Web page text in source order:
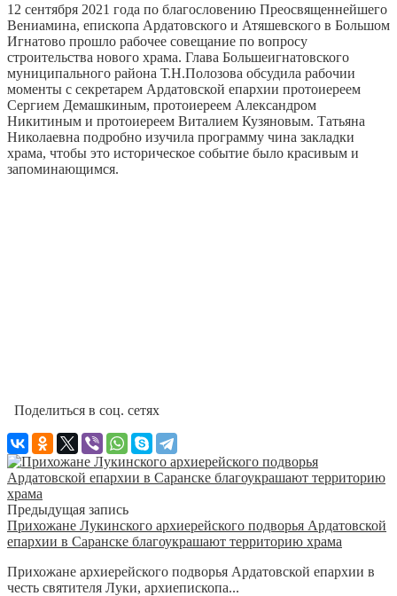
12 сентября 2021 года по благословению Преосвященнейшего
Вениамина, епископа Ардатовского и Атяшевского в Большом
Игнатово прошло рабочее совещание по вопросу
строительства нового храма. Глава Большеигнатовского
муниципального района Т.Н.Полозова обсудила рабочии
моменты с секретарем Ардатовской епархии протоиереем
Сергием Демашкиным, протоиереем Александром
Никитиным и протоиереем Виталием Кузяновым. Татьяна
Николаевна подробно изучила программу чина закладки
храма, чтобы это историческое событие было красивым и
запоминающимся.
Поделиться в соц. сетях
Предыдущая запись
Прихожане Лукинского архиерейского подворья Ардатовской
епархии в Саранске благоукрашают территорию храма
Прихожане архиерейского подворья Ардатовской епархии в
честь святителя Луки, архиепископа...